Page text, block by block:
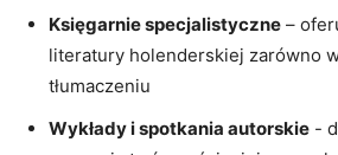
Księgarnie ⁢specjalistyczne –
literatury holenderskiej zarówno
tłumaczeniu
Wykłady i spotkania autorskie -⁤